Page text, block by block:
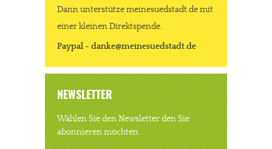
Dann unterstütze meinesuedstadt.de mit
einer kleinen Direktspende.
Paypal - danke@meinesuedstadt.de
NEWSLETTER
Wählen Sie den Newsletter den Sie
abonnieren möchten.